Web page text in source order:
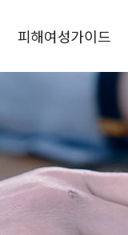
피해여성가이드
교제폭력
성폭력·성희롱
성매매·성착취
디지털성범죄